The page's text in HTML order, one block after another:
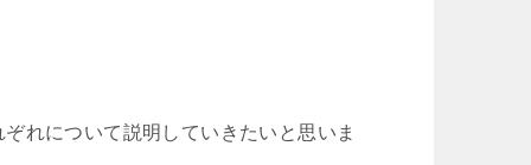
れについて説明していきたいと思いま